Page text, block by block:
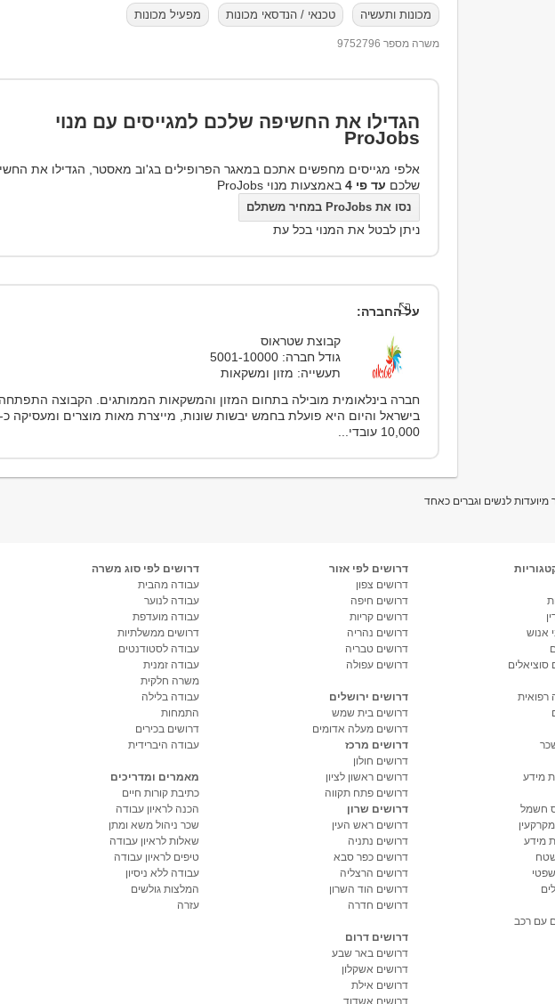
מכונות ותעשיה טכנאי / הנדסאי מכונות מפעיל מכונות
משרה מספר 9752796
הגדילו את החשיפה שלכם למגייסים עם מנוי
ProJobs
אלפי מגייסים מחפשים אתכם במאגר הפרופילים בג'וב מאסטר, הגדילו את
שלכם עד פי 4 באמצעות מנוי ProJobs
נסו את ProJobs במחיר משתלם
ניתן לבטל את המנוי בכל עת
על החברה:
קבוצת שטראוס
גודל חברה: 5001-10000
תעשייה: מזון ומשקאות
חברה בינלאומית מובילה בתחום המזון והמשקאות הממותגים. הקבוצה
בישראל והיום היא פועלת בחמש יבשות שונות, מייצרת מאות מוצרים ומעסיקה כ-
10,000 עובדי...
לנשים וגברים כאחד
אנוש
סוציאלים
רפואית
מידע
חשמל
מידע
שטח
עם רכב
דרושים לפי אזור
דרושים צפון
דרושים חיפה
דרושים קריות
דרושים נהריה
דרושים טבריה
דרושים עפולה
דרושים ירושלים
דרושים בית שמש
דרושים מעלה אדומים
דרושים מרכז
דרושים חולון
דרושים ראשון לציון
דרושים פתח תקווה
דרושים שרון
דרושים ראש העין
דרושים נתניה
דרושים כפר סבא
דרושים הרצליה
דרושים הוד השרון
דרושים חדרה
דרושים דרום
דרושים באר שבע
דרושים אשקלון
דרושים אילת
דרושים אשדוד
דרושים לפי סוג משרה
עבודה מהבית
עבודה לנוער
עבודה מועדפת
דרושים ממשלתיות
עבודה לסטודנטים
עבודה זמנית
משרה חלקית
עבודה בלילה
התמחות
דרושים בכירים
עבודה היברידית
מאמרים ומדריכים
כתיבת קורות חיים
הכנה לראיון עבודה
שכר ניהול משא ומתן
שאלות לראיון עבודה
טיפים לראיון עבודה
עבודה ללא ניסיון
המלצות גולשים
עזרה